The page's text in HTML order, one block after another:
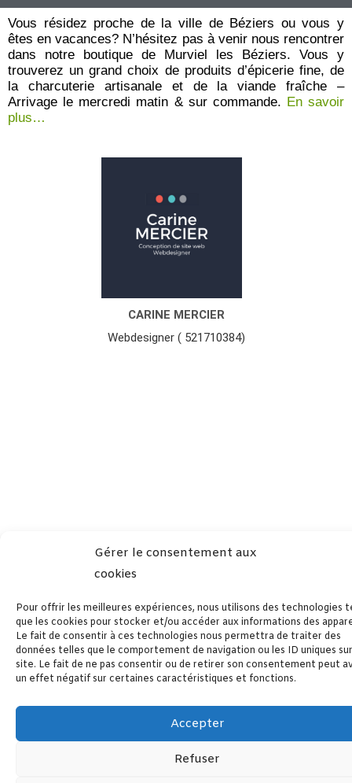
Gérer le consentement aux
cookies
Pour offrir les meilleures expériences, nous utilisons des technologies
que les cookies pour stocker et/ou accéder aux informations des
Le fait de consentir à ces technologies nous permettra de traiter des
données telles que le comportement de navigation ou les ID uniques
site. Le fait de ne pas consentir ou de retirer son consentement peut
un effet négatif sur certaines caractéristiques et fonctions.
Accepter
Refuser
u
r
5
Vous résidez proche de la ville de Béziers ou vous y
êtes en vacances? N’hésitez pas à venir nous rencontrer
dans notre boutique de Murviel les Béziers. Vous y
trouverez un grand choix de produits d’épicerie fine, de
la charcuterie artisanale et de la viande fraîche –
Arrivage le mercredi matin & sur commande. En savoir
plus…
CARINE MERCIER
Webdesigner ( 521710384)